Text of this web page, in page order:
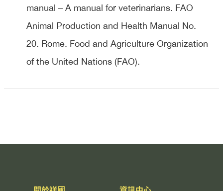
manual – A manual for veterinarians. FAO
Animal Production and Health Manual No.
20. Rome. Food and Agriculture Organization
of the United Nations (FAO).